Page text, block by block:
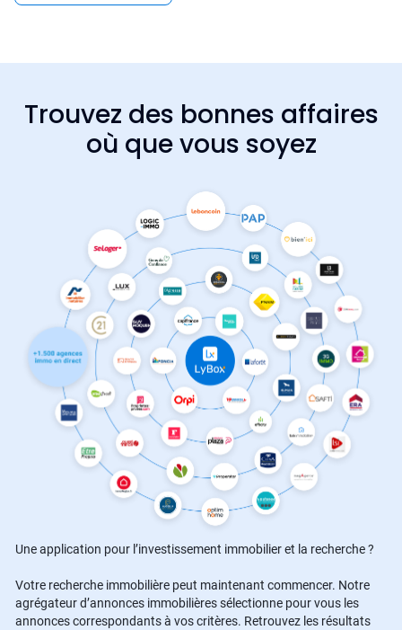
Trouvez des bonnes affaires
où que vous soyez
Une application pour l’investissement immobilier et la recherche ?
Votre recherche immobilière peut maintenant commencer. Notre
agrégateur d’annonces immobilières sélectionne pour vous les
annonces correspondants à vos critères. Retrouvez les résultats